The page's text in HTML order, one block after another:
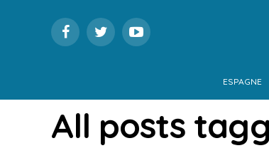
ESPAGNE
All posts